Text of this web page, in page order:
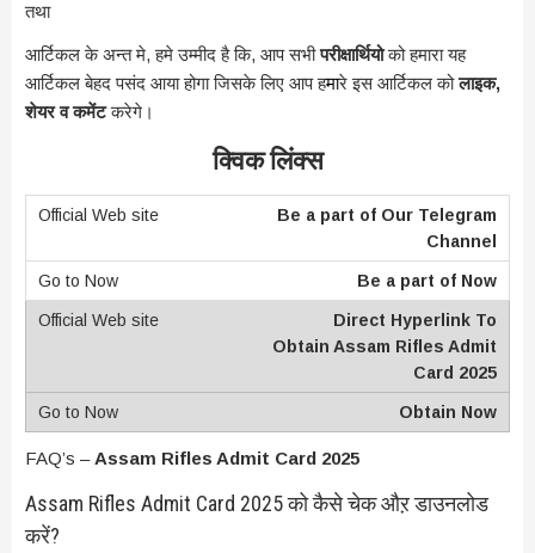
तथा
आर्टिकल के अन्त मे, हमे उम्मीद है कि, आप सभीपरीक्षार्थियोको हमारा यह
आर्टिकल बेहद पसंद आया होगा जिसके लिए आप हमारे इस आर्टिकल कोलाइक,
शेयर व कमेंटकरेगे।
क्विक लिंक्स
Be a part of Our Telegram
Channel
Be a part of Now
Direct Hyperlink To
Obtain Assam Rifles Admit
Card 2025
Obtain Now
FAQ’s –Assam Rifles Admit Card 2025
Assam Rifles Admit Card 2025 को कैसे चेक औऱ डाउनलोड
करें?